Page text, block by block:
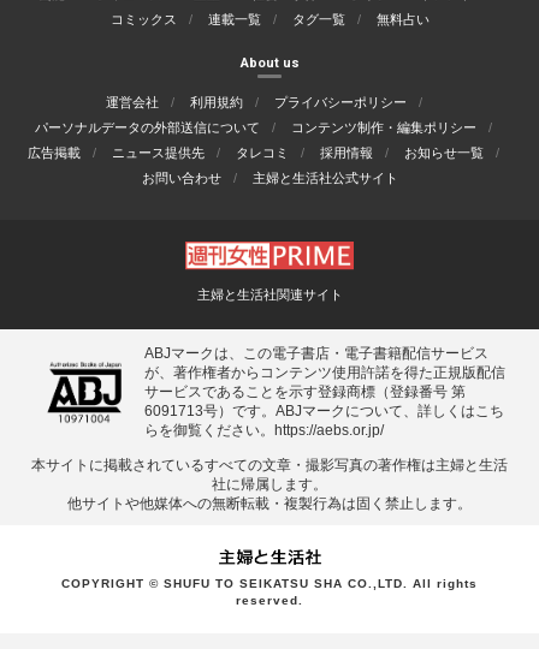
コミックス
連載一覧 タグ一覧 無料占い
About us
運営会社 利用規約
プライバシーポリシー
パーソナルデータの外部送信について
コンテンツ制作・編集ポリシー
広告掲載
ニュース提供先 タレコミ 採用情報
お知らせ一覧
お問い合わせ
主婦と生活社公式サイト
主婦と生活社関連サイト
ABJマークは、この電子書店・電子書籍配信サービス
が、著作権者からコンテンツ使用許諾を得た正規版配信
サービスであることを示す登録商標（登録番号 第
6091713号）です。ABJマークについて、詳しくはこち
らを御覧ください。
https://aebs.or.jp/
本サイトに掲載されているすべての⽂章・撮影写真の著作権は主婦と⽣活
社に帰属します。
他サイトや他媒体への無断転載・複製⾏為は固く禁⽌します。
COPYRIGHT © SHUFU TO SEIKATSU SHA CO.,LTD. All rights
reserved.